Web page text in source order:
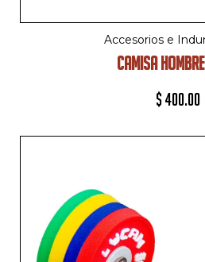
Accesorios e
CAMISA
$400.00